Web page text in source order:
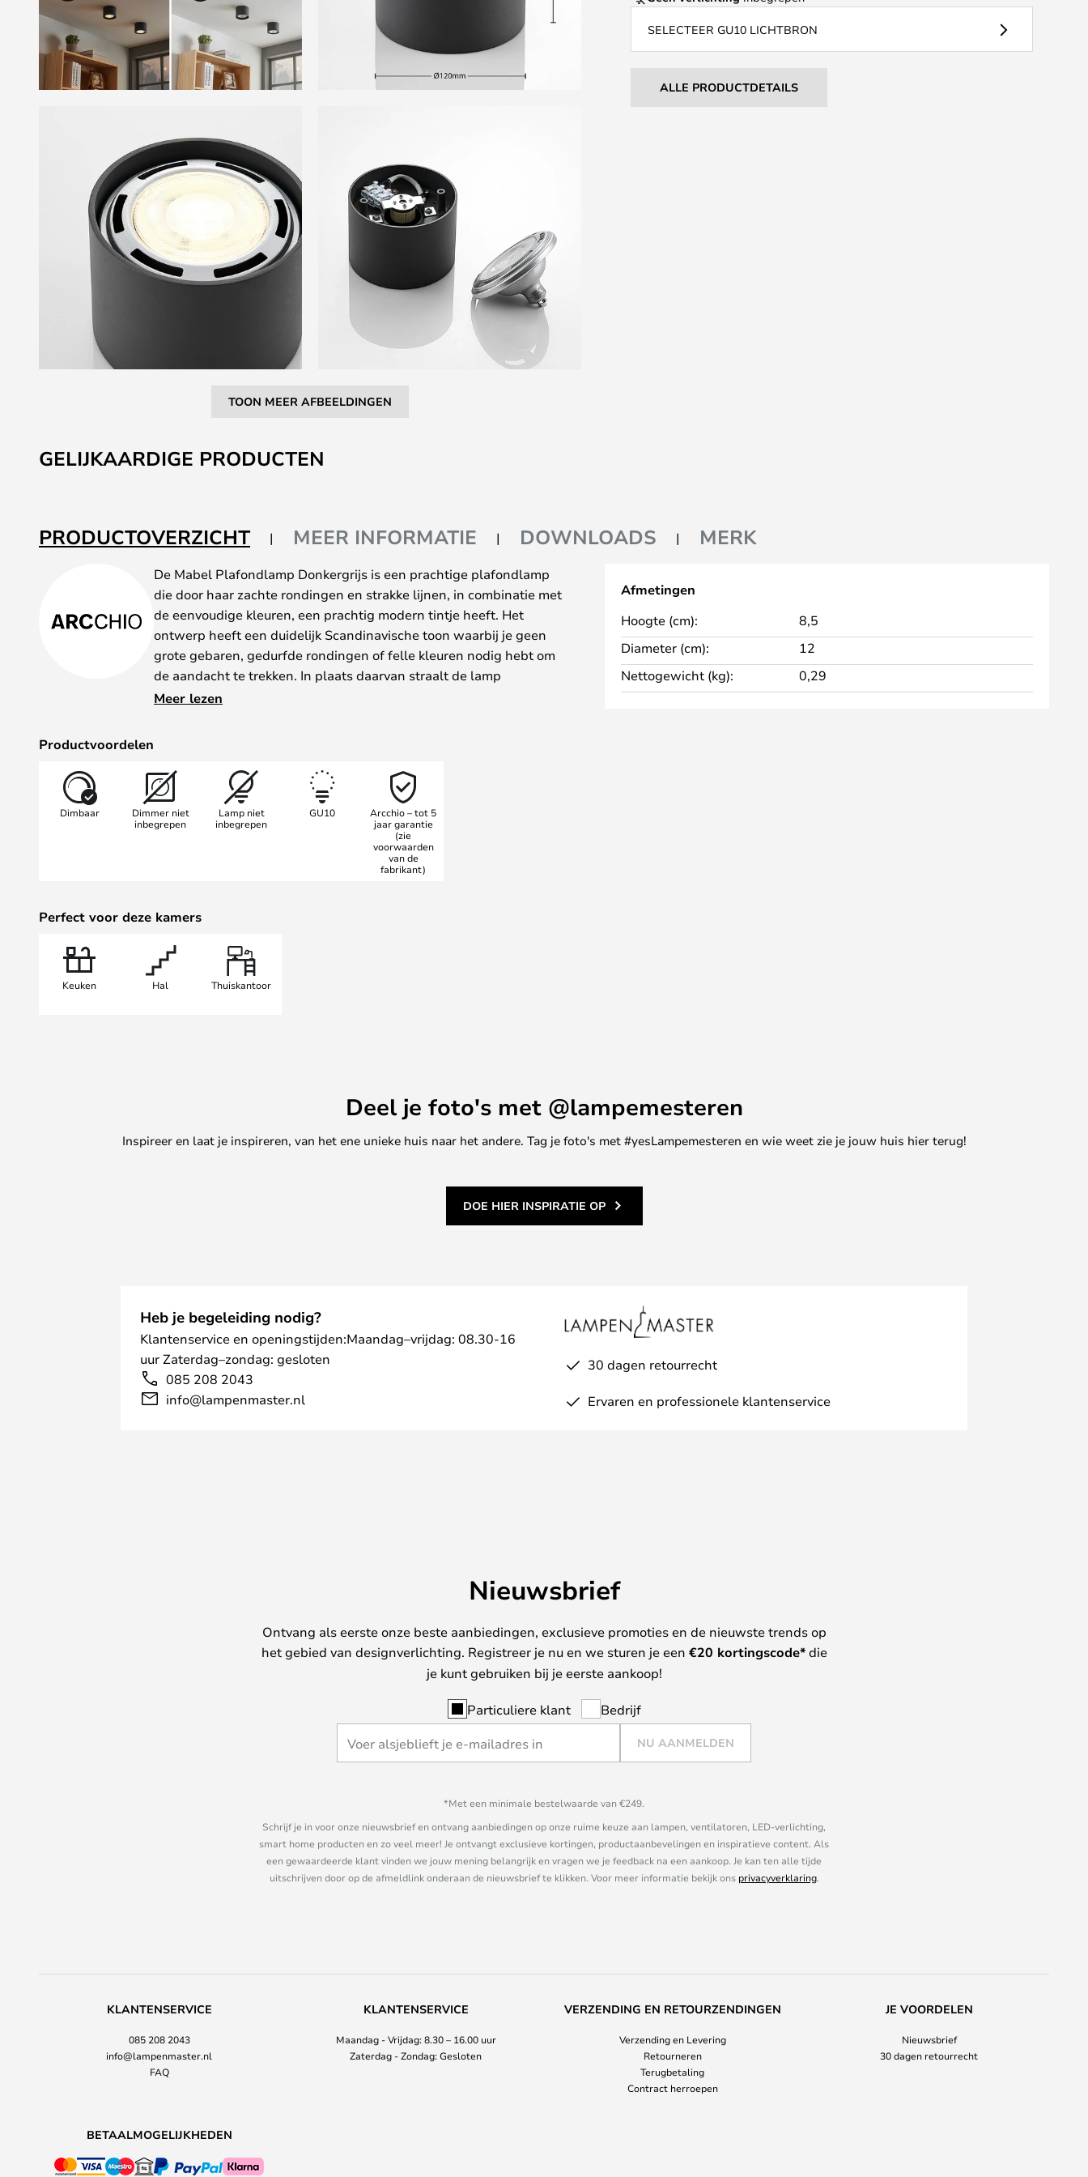
TOON MEER AFBEELDINGEN
naar
het
de
afbeeldingen-
SELECTEER GU10 LICHTBRON
ALLE PRODUCTDETAILS
GELIJKAARDIGE PRODUCTEN
PRODUCTOVERZICHT MEER INFORMATIE DOWNLOADS MERK
De Mabel Plafondlamp Donkergrijs is een prachtige plafondlamp
die door haar zachte rondingen en strakke lijnen, in combinatie met
de eenvoudige kleuren, een prachtig modern tintje heeft. Het
ontwerp heeft een duidelijk Scandinavische toon waarbij je geen
grote gebaren, gedurfde rondingen of felle kleuren nodig hebt om
de aandacht te trekken. In plaats daarvan straalt de lamp
vertrouwen uit in zijn solide functionaliteit. Het licht valt
Meer lezen
Productvoordelen
Dimbaar
Dimmer niet
inbegrepen
Lamp niet
inbegrepen
GU10
Arcchio – tot 5
jaar garantie
(zie
voorwaarden
van de
fabrikant)
Perfect voor deze kamers
Keuken Hal Thuiskantoor
Afmetingen
Hoogte (cm):
8,5
Diameter (cm):
12
Nettogewicht (kg):
0,29
Deel je foto's met @lampemesteren
Inspireer en laat je inspireren, van het ene unieke huis naar het andere. Tag je foto's met #yesLampemesteren en wie weet zie je jouw huis hier terug!
DOE HIER INSPIRATIE OP
Heb je begeleiding nodig?
Klantenservice en openingstijden:Maandag–vrijdag: 08.30-16
uur Zaterdag–zondag: gesloten
085 208 2043
info@lampenmaster.nl
30 dagen retourrecht
Ervaren en professionele klantenservice
Nieuwsbrief
Ontvang als eerste onze beste aanbiedingen, exclusieve promoties en de nieuwste trends op
het gebied van designverlichting. Registreer je nu en we sturen je een €20 kortingscode*die
je kunt gebruiken bij je eerste aankoop!
Particuliere klant Bedrijf
NU AANMELDEN
*Met een minimale bestelwaarde van €249.
Schrijf je in voor onze nieuwsbrief en ontvang aanbiedingen op onze ruime keuze aan lampen, ventilatoren, LED-verlichting,
smart home producten en zo veel meer! Je ontvangt exclusieve kortingen, productaanbevelingen en inspiratieve content. Als
een gewaardeerde klant vinden we jouw mening belangrijk en vragen we je feedback na een aankoop. Je kan ten alle tijde
uitschrijven door op de afmeldlink onderaan de nieuwsbrief te klikken. Voor meer informatie bekijk ons privacyverklaring.
KLANTENSERVICE
085 208 2043
info@lampenmaster.nl
FAQ
KLANTENSERVICE
Maandag - Vrijdag: 8.30 – 16.00 uur
Zaterdag - Zondag: Gesloten
VERZENDING EN RETOURZENDINGEN
Verzending en Levering
Retourneren
Terugbetaling
Contract herroepen
JE VOORDELEN
Nieuwsbrief
30 dagen retourrecht
BETAALMOGELIJKHEDEN